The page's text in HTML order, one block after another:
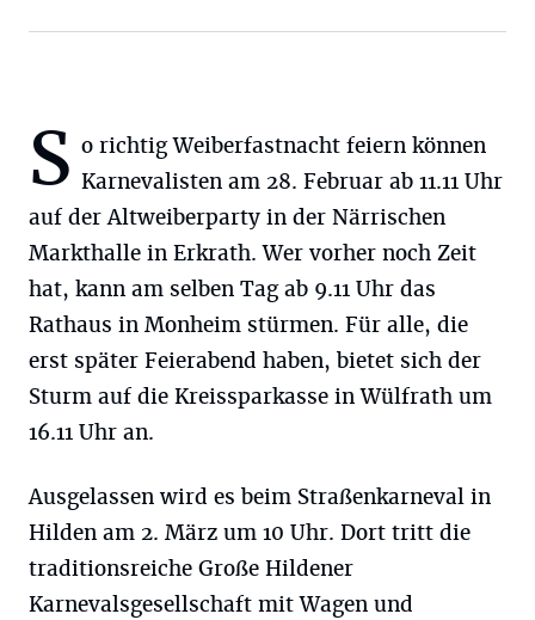
S o richtig Weiberfastnacht feiern können
Karnevalisten am 28. Februar ab 11.11 Uhr
auf der Altweiberparty in der Närrischen
Markthalle in Erkrath. Wer vorher noch Zeit
hat, kann am selben Tag ab 9.11 Uhr das
Rathaus in Monheim stürmen. Für alle, die
erst später Feierabend haben, bietet sich der
Sturm auf die Kreissparkasse in Wülfrath um
16.11 Uhr an.
Ausgelassen wird es beim Straßenkarneval in
Hilden am 2. März um 10 Uhr. Dort tritt die
traditionsreiche Große Hildener
Karnevalsgesellschaft mit Wagen und